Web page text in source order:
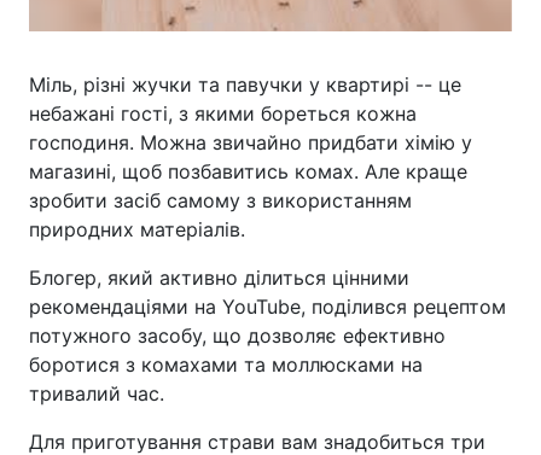
Міль, різні жучки та павучки у квартирі -- це
небажані гості, з якими бореться кожна
господиня. Можна звичайно придбати хімію у
магазині, щоб позбавитись комах. Але краще
зробити засіб самому з використанням
природних матеріалів.
Блогер, який активно ділиться цінними
рекомендаціями на YouTube, поділився рецептом
потужного засобу, що дозволяє ефективно
боротися з комахами та моллюсками на
тривалий час.
Для приготування страви вам знадобиться три